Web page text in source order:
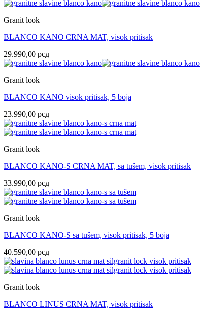
Granit look
BLANCO KANO CRNA MAT, visok pritisak
29.990,00 рсд
Granit look
BLANCO KANO visok pritisak, 5 boja
23.990,00 рсд
Granit look
BLANCO KANO-S CRNA MAT, sa tušem, visok pritisak
33.990,00 рсд
Granit look
BLANCO KANO-S sa tušem, visok pritisak, 5 boja
40.590,00 рсд
Granit look
BLANCO LINUS CRNA MAT, visok pritisak